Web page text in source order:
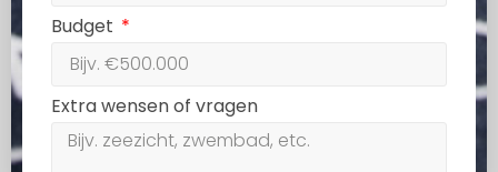
Budget
Extra wensen of vragen